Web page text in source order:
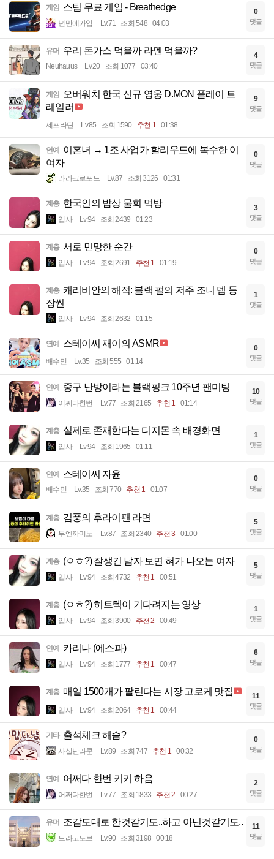
게임 스팀 무료 게임 - Breathedge
년만에가입 Lv.71 조회 548 04:03
0
댓글
유머 우리 돈가스 먹을까 라멘 먹을까?
Neuhauus Lv.20 조회 1077 03:40
4
댓글
게임 오버워치 한국 신규 영웅 D.MON 플레이 트
레일러
세프라딘 Lv.85 조회 1590 추천 1 01:38
9
댓글
연예 이혼녀 → 1조 사업가 할리우드에 복수한 이
여자
라라크로포드 Lv.87 조회 3126 01:31
0
댓글
계층 한국인의 밥상 물회 먹방
입사 Lv.94 조회 2439 01:23
3
댓글
계층 서로 민망한 순간
입사 Lv.94 조회 2691 추천 1 01:19
0
댓글
계층 캐리비안의 해적: 블랙 펄의 저주 조니 뎁 등
장씬
입사 Lv.94 조회 2632 01:15
1
댓글
연예 스테이씨 재이의 ASMR
배수민 Lv.35 조회 555 01:14
0
댓글
연예 중구 난방이라는 블랙핑크 10주년 팬미팅
어쩌다한번 Lv.77 조회 2165 추천 1 01:14
10
댓글
계층 실제로 존재한다는 디지몬 속 배경화면
입사 Lv.94 조회 1965 01:11
1
댓글
연예 스테이씨 자윤
배수민 Lv.35 조회 770 추천 1 01:07
0
댓글
계층 김풍의 후라이팬 라면
부엔까미노 Lv.87 조회 2340 추천 3 01:00
5
댓글
계층 (ㅇㅎ?) 잘생긴 남자 보면 혀가 나오는 여자
입사 Lv.94 조회 4732 추천 1 00:51
5
댓글
계층 (ㅇㅎ?) 히트텍이 기다려지는 영상
입사 Lv.94 조회 3900 추천 2 00:49
1
댓글
연예 카리나 (에스파)
입사 Lv.94 조회 1777 추천 1 00:47
6
댓글
계층 매일 1500개가 팔린다는 시장 고로케 맛집
입사 Lv.94 조회 2064 추천 1 00:44
11
댓글
기타 출석체크 해슴?
사실난라쿤 Lv.89 조회 747 추천 1 00:32
0
댓글
연예 어쩌다 한번 키키 하음
어쩌다한번 Lv.77 조회 1833 추천 2 00:27
2
댓글
유머 조감도대로 한것같기도..하고 아닌것같기도..
드라고노브 Lv.90 조회 3198 00:18
11
댓글